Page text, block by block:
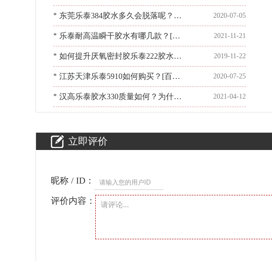
候光临
* 东莞乐泰384胶水多久会脱落呢？强
效持久值得信赖[百乐粘胶]
2020-07-05
* 乐泰耐高温瞬干胶水有哪几款？[百
乐粘胶]面面俱到
2021-11-21
* 如何提升厌氧密封胶乐泰222胶水固
化速度-这几点你要知道【百乐粘
胶】
2019-11-22
* 江苏天津乐泰5910如何购买？[百乐
粘胶]28年经销，真品保障
2020-07-25
* 汉高乐泰胶水330质量如何？为什么 2021-04-12
立即评价
昵称 / ID：
评价内容：